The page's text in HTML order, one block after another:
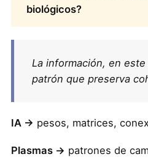
biológicos?
La información, en
patrón que preserva
IA → pesos, matrices,
Plasmas → patrones de